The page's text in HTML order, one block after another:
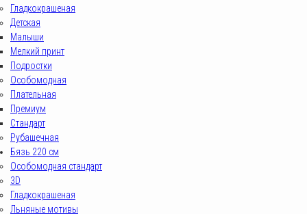
Гладкокрашеная
Детская
Малыши
Мелкий принт
Подростки
Особомодная
Плательная
Премиум
Стандарт
Рубашечная
Бязь 220 см
Особомодная стандарт
3D
Гладкокрашеная
Льняные мотивы